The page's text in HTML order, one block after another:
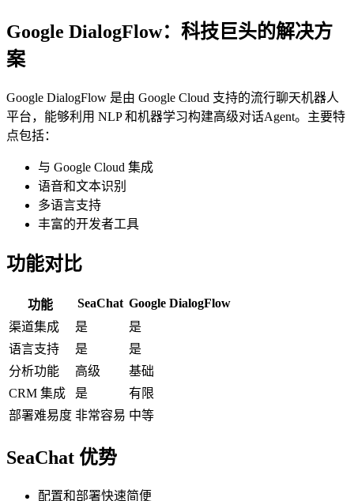
Google DialogFlow：科技巨头的解决方
案
Google DialogFlow 是由 Google Cloud 支持的流行聊天机器人
平台，能够利用 NLP 和机器学习构建高级对话Agent。主要特
点包括：
与 Google Cloud 集成
语音和文本识别
多语言支持
丰富的开发者工具
功能对比
功能 SeaChat Google DialogFlow
渠道集成
是
是
语言支持
是
是
分析功能
高级
基础
CRM 集成
是
有限
部署难易度 非常容易 中等
SeaChat 优势
配置和部署快速简便